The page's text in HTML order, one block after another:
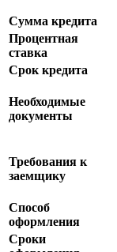
Сумма кредита
Процентная
ставка
Срок кредита
Необходимые
документы
Требования к
заемщику
Способ
оформления
Сроки